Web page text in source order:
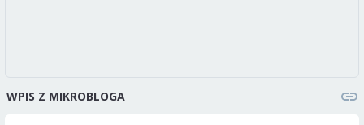
WPIS Z MIKROBLOGA